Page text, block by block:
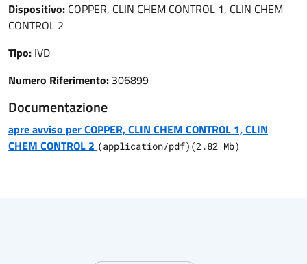
Dispositivo: COPPER, CLIN CHEM CONTROL 1, CLIN CHEM
CONTROL 2
Tipo: IVD
Numero Riferimento: 306899
Documentazione
apre avviso per COPPER, CLIN CHEM CONTROL 1, CLIN
CHEM CONTROL 2 (application/pdf) (2.82 Mb)